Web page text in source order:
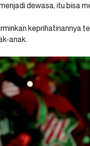
dewasa, itu bisa
keprihatinannya
anak.